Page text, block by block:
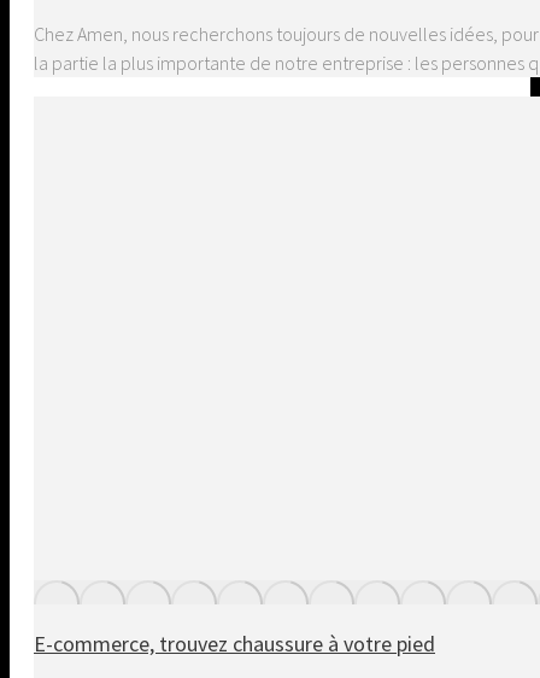
Chez Amen, nous recherchons toujours de nouvelles idées,
la partie la plus importante de notre entreprise : les personnes
E-commerce, trouvez chaussure à votre pied